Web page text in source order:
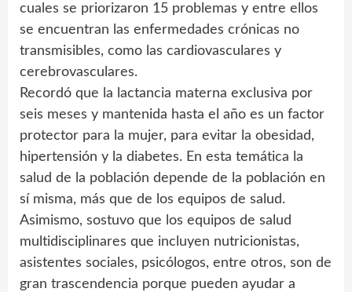
cuales se priorizaron 15 problemas y entre ellos
se encuentran las enfermedades crónicas no
transmisibles, como las cardiovasculares y
cerebrovasculares.
Recordó que la lactancia materna exclusiva por
seis meses y mantenida hasta el año es un factor
protector para la mujer, para evitar la obesidad,
hipertensión y la diabetes. En esta temática la
salud de la población depende de la población en
sí misma, más que de los equipos de salud.
Asimismo, sostuvo que los equipos de salud
multidisciplinares que incluyen nutricionistas,
asistentes sociales, psicólogos, entre otros, son de
gran trascendencia porque pueden ayudar a